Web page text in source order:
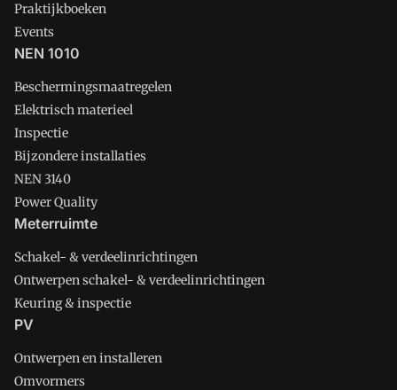
Praktijkboeken
Events
NEN 1010
Beschermingsmaatregelen
Elektrisch materieel
Inspectie
Bijzondere installaties
NEN 3140
Power Quality
Meterruimte
Schakel- & verdeelinrichtingen
Ontwerpen schakel- & verdeelinrichtingen
Keuring & inspectie
PV
Ontwerpen en installeren
Omvormers